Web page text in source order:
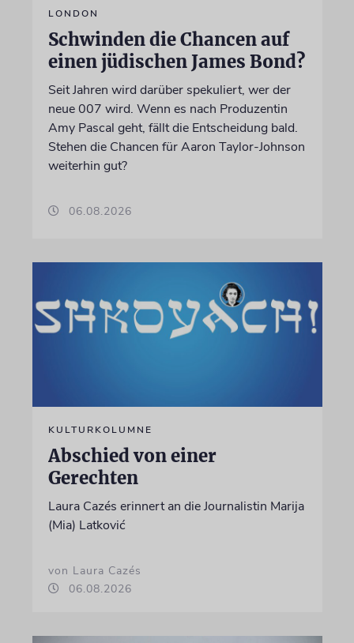
LONDON
Schwinden die Chancen auf
einen jüdischen James Bond?
Seit Jahren wird darüber spekuliert, wer der
neue 007 wird. Wenn es nach Produzentin
Amy Pascal geht, fällt die Entscheidung bald.
Stehen die Chancen für Aaron Taylor-Johnson
weiterhin gut?
06.08.2026
KULTURKOLUMNE
Abschied von einer
Gerechten
Laura Cazés erinnert an die Journalistin Marija
(Mia) Latković
von Laura Cazés
06.08.2026